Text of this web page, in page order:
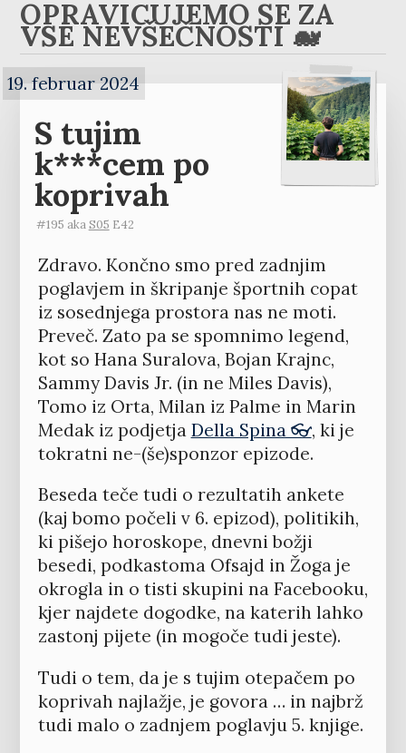
OPRAVIČUJEMO SE ZA
VSE NEVŠEČNOSTI 🐋
19. februar 2024
S tujim
k***cem po
koprivah
#195 akaS05 E42
Zdravo. Končno smo pred zadnjim
poglavjem in škripanje športnih copat
iz sosednjega prostora nas ne moti.
Preveč. Zato pa se spomnimo legend,
kot so Hana Suralova, Bojan Krajnc,
Sammy Davis Jr. (in ne Miles Davis),
Tomo iz Orta, Milan iz Palme in Marin
Medak iz podjetja Della Spina 👓, ki je
tokratni ne-(še)sponzor epizode.
Beseda teče tudi o rezultatih ankete
(kaj bomo počeli v 6. epizod), politikih,
ki pišejo horoskope, dnevni božji
besedi, podkastoma Ofsajd in Žoga je
okrogla in o tisti skupini na Facebooku,
kjer najdete dogodke, na katerih lahko
zastonj pijete (in mogoče tudi jeste).
Tudi o tem, da je s tujim otepačem po
koprivah najlažje, je govora … in najbrž
tudi malo o zadnjem poglavju 5. knjige.